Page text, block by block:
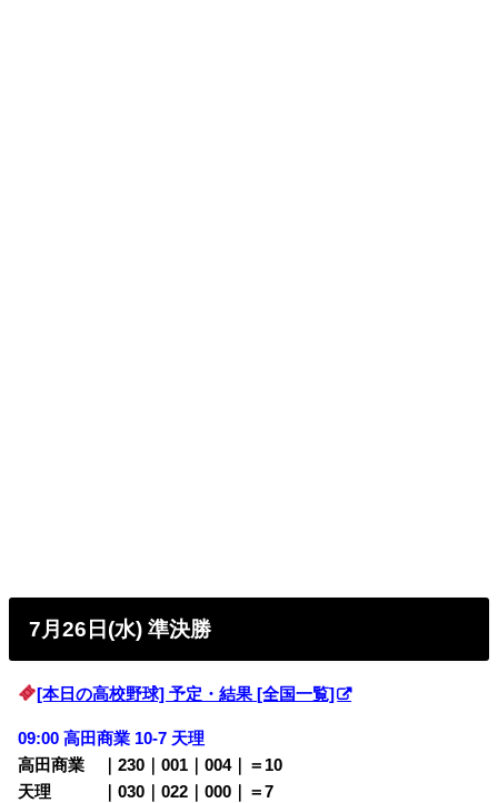
7月26日(水) 準決勝
[本日の高校野球] 予定・結果 [全国一覧]
09:00 高田商業 10-7 天理
高田商業 ｜230｜001｜004｜＝10
天理 ｜030｜022｜000｜＝7